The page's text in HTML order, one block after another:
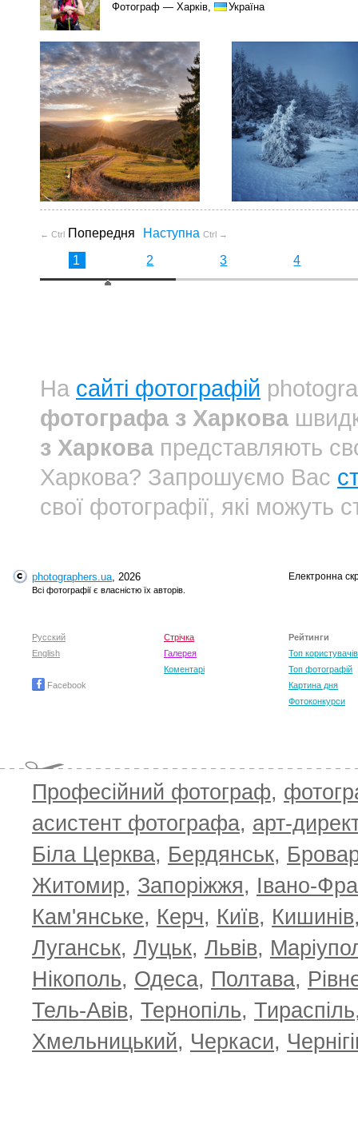
Фотограф — Харків, Україна
← Ctrl Попередня Наступна Ctrl →
1 2 3 4
На сайті фотографій
фотографа з Харкова
з Харковапредставляють
Харкова? Запрошуємо Вас
свої фотографії, які
photographers.ua, 2026
Всі фотографії є власністю їх авторів.
Електронна
Русский
English
Facebook
Стрічка
Галерея
Коментарі
Рейтинги
Топ користувачів
Топ фотографій
Картина дня
Фотоконкурси
Професійний фотограф,
асистент фотографа, арт-
Біла Церква, Бердянськ,
Житомир, Запоріжжя, Івано-
Кам'янське, Керч, Київ, Кишинів
Луганськ, Луцьк, Львів,
Нікополь, Одеса, Полтава,
Тель-Авів, Тернопіль, Тираспіль
Хмельницький, Черкаси,